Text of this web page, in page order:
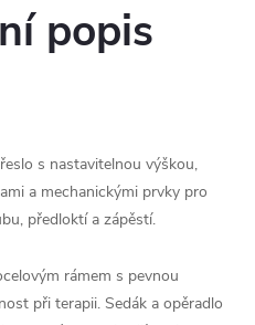
popis
s nastavitelnou výškou,
a mechanickými prvky pro
předloktí a zápěstí.
rámem s pevnou
při terapii. Sedák a opěradlo